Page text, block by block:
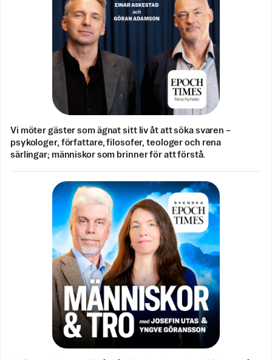
Vi möter gäster som ägnat sitt liv åt att söka svaren –
psykologer, författare, filosofer, teologer och rena
särlingar; människor som brinner för att förstå.